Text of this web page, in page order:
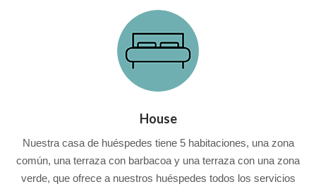
House
Nuestra casa de huéspedes tiene 5 habitaciones, una zona
común, una terraza con barbacoa y una terraza con una zona
verde, que ofrece a nuestros huéspedes todos los servicios